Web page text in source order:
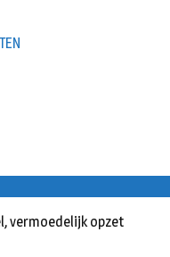
vermoedelijk opzet